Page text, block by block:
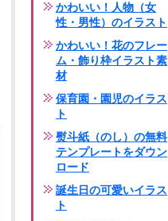
かわいい！人物（女
性・男性）のイラスト
かわいい！花のフレー
ム・飾り枠イラスト素
材
保育園・園児のイラス
ト
熨斗紙（のし）の無料
テンプレートをダウン
ロード
誕生日の可愛いイラス
ト